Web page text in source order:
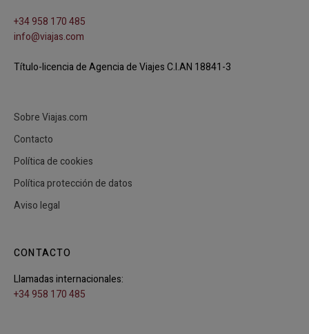
+34 958 170 485
info@viajas.com
Título-licencia de Agencia de Viajes C.I.AN 18841-3
Sobre Viajas.com
Contacto
Política de cookies
Política protección de datos
Aviso legal
CONTACTO
Llamadas internacionales:
+34 958 170 485